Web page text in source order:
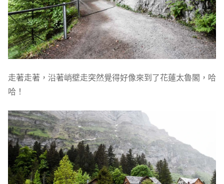
走著走著，沿著峭壁走突然覺得好像來到了花蓮太魯閣，哈
哈！